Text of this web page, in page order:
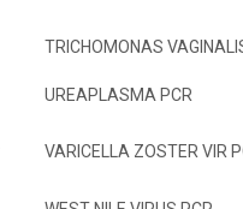
TRICHOMONAS
UREAPLASMA PCR
VARICELLA ZOSTER VIR